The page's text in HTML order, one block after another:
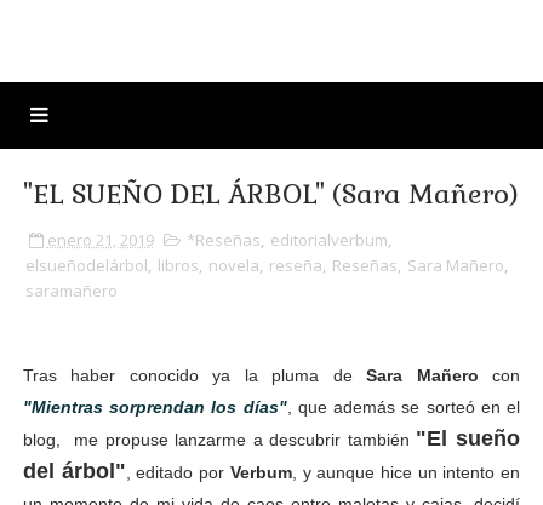
"EL SUEÑO DEL ÁRBOL" (Sara Mañero)
enero 21, 2019 *Reseñas, editorialverbum,
elsueñodelárbol, libros, novela, reseña, Reseñas, Sara Mañero,
saramañero
Tras haber conocido ya la pluma deSara Mañero con
"Mientras sorprendan los días", que además se sorteó en el
blog, me propuse lanzarme a descubrir también "El sueño
del árbol", editado por Verbum, y aunque hice un intento en